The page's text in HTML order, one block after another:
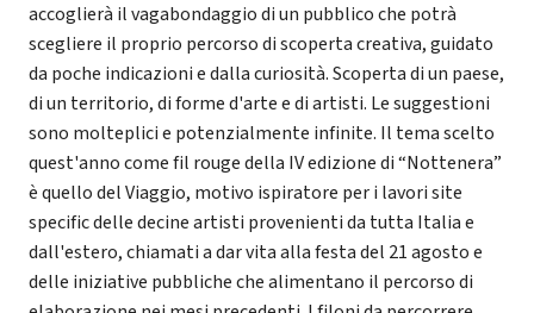
accoglierà il vagabondaggio di un pubblico che potrà
scegliere il proprio percorso di scoperta creativa, guidato
da poche indicazioni e dalla curiosità. Scoperta di un paese,
di un territorio, di forme d'arte e di artisti. Le suggestioni
sono molteplici e potenzialmente infinite. Il tema scelto
quest'anno come fil rouge della IV edizione di “Nottenera”
è quello del Viaggio, motivo ispiratore per i lavori site
specific delle decine artisti provenienti da tutta Italia e
dall'estero, chiamati a dar vita alla festa del 21 agosto e
delle iniziative pubbliche che alimentano il percorso di